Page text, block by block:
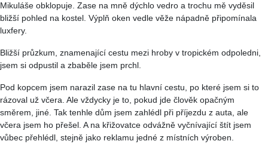
Mikuláše obklopuje. Zase na mně dýchlo vedro a trochu mě vyděsil
bližší pohled na kostel. Výplň oken vedle věže nápadně připomínala
luxfery.
Bližší průzkum, znamenající cestu mezi hroby v tropickém odpoledni,
jsem si odpustil a zbaběle jsem prchl.
Pod kopcem jsem narazil zase na tu hlavní cestu, po které jsem si to
rázoval už včera. Ale vždycky je to, pokud jde člověk opačným
směrem, jiné. Tak tenhle dům jsem zahlédl při příjezdu z auta, ale
včera jsem ho přešel. A na křižovatce odvážně vyčnívající štít jsem
vůbec přehlédl, stejně jako reklamu jedné z místních výroben.